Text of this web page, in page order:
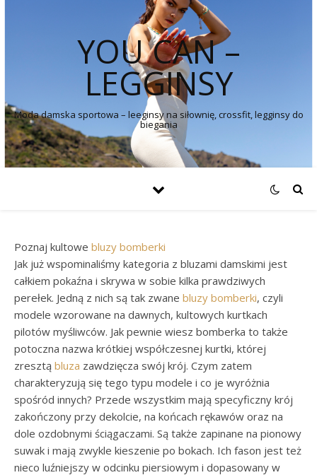
YOU CAN –
LEGGINSY
Moda damska sportowa – leeginsy na siłownię, crossfit, legginsy do
biegania
Poznaj kultowe bluzy bomberki
Jak już wspominaliśmy kategoria z bluzami damskimi jest
całkiem pokaźna i skrywa w sobie kilka prawdziwych
perełek. Jedną z nich są tak zwane bluzy bomberki, czyli
modele wzorowane na dawnych, kultowych kurtkach
pilotów myśliwców. Jak pewnie wiesz bomberka to także
potoczna nazwa krótkiej współczesnej kurtki, której
zresztą bluza zawdzięcza swój krój. Czym zatem
charakteryzują się tego typu modele i co je wyróżnia
spośród innych? Przede wszystkim mają specyficzny krój
zakończony przy dekolcie, na końcach rękawów oraz na
dole ozdobnymi ściągaczami. Są także zapinane na pionowy
suwak i mają zwykle kieszenie po bokach. Ich fason jest też
nieco luźniejszy w odcinku piersiowym i dopasowany w